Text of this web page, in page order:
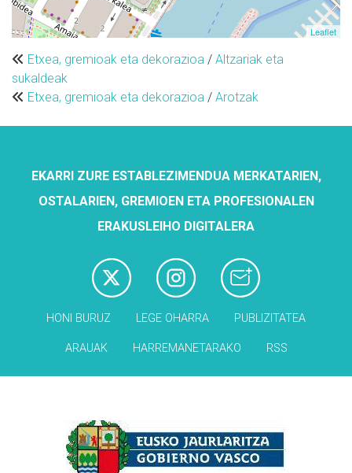
Leaflet
Etxea, gremioak eta dekorazioa / Altzariak eta
sukaldeak
Etxea, gremioak eta dekorazioa / Arotzak
EKARRI ZURE ESTABLEZIMENDUA MERKATARIEN,
OSTALARIEN, GREMIOEN ETA PROFESIONALEN
ERAKUSLEIHO DIGITALERA
HONI BURUZ LEGE OHARRA PUBLIZITATEA
ARAUAK HARREMANETARAKO RSS